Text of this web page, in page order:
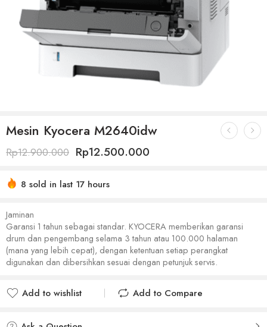
Mesin Kyocera M2640idw
Rp12.900.000 Rp12.500.000
8 sold in last 17 hours
Jaminan
Garansi 1 tahun sebagai standar. KYOCERA memberikan garansi
drum dan pengembang selama 3 tahun atau 100.000 halaman
(mana yang lebih cepat), dengan ketentuan setiap perangkat
digunakan dan dibersihkan sesuai dengan petunjuk servis.
Add to wishlist
Add to Compare